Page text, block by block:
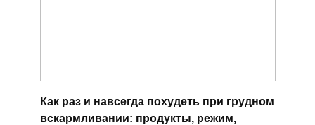
Как раз и навсегда похудеть при грудном
вскармливании: продукты, режим,